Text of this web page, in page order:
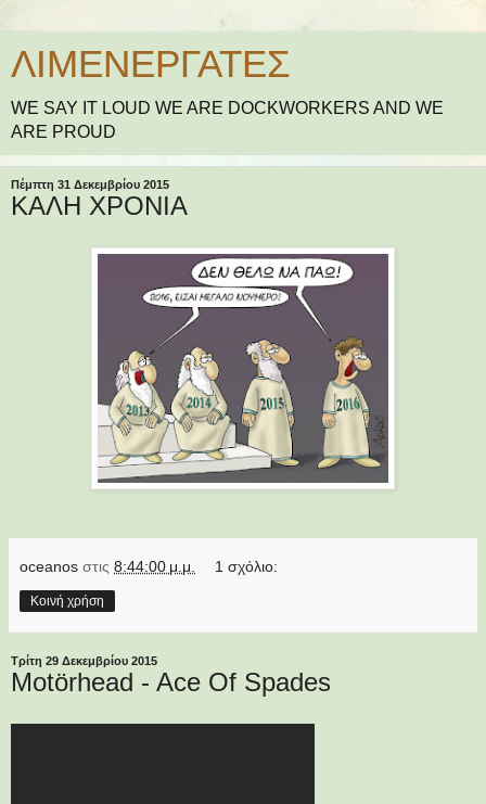
ΛΙΜΕΝΕΡΓΑΤΕΣ
WE SAY IT LOUD WE ARE DOCKWORKERS AND WE
ARE PROUD
Πέμπτη 31 Δεκεμβρίου 2015
ΚΑΛΗ ΧΡΟΝΙΑ
oceanos στις 8:44:00 μ.μ. 1 σχόλιο:
Κοινή χρήση
Τρίτη 29 Δεκεμβρίου 2015
Motörhead - Ace Of Spades